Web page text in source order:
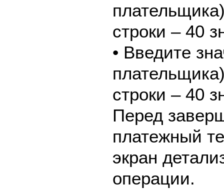
строки – 40
• Введите
строки – 40
Перед
платежный
экран
операции.